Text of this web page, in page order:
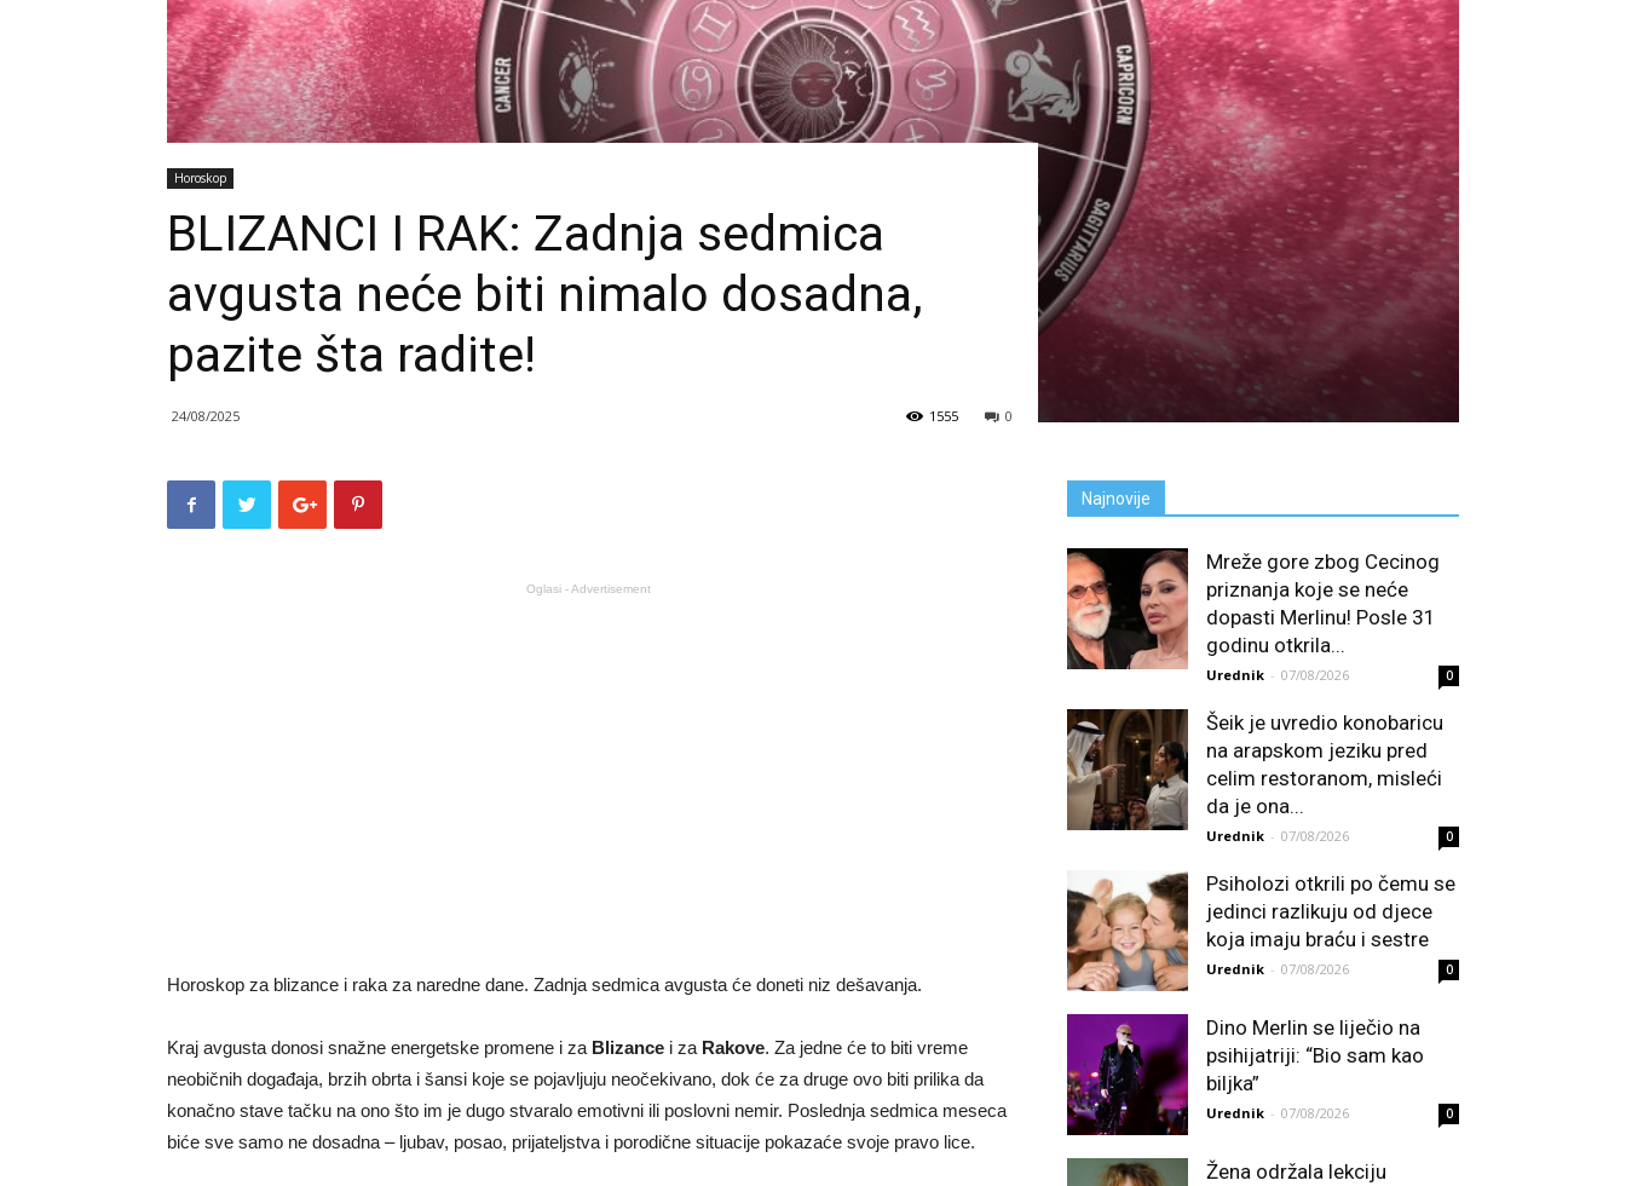
Horoskop
BLIZANCI I RAK: Zadnja sedmica
avgusta neće biti nimalo dosadna,
pazite šta radite!
24/08/2025 0
1555
Oglasi - Advertisement
Horoskop za blizance i raka za naredne dane. Zadnja sedmica avgusta će doneti niz dešavanja.
Kraj avgusta donosi snažne energetske promene i za Blizance i za Rakove. Za jedne će to biti vreme
neobičnih događaja, brzih obrta i šansi koje se pojavljuju neočekivano, dok će za druge ovo biti prilika da
konačno stave tačku na ono što im je dugo stvaralo emotivni ili poslovni nemir. Poslednja sedmica meseca
biće sve samo ne dosadna – ljubav, posao, prijateljstva i porodične situacije pokazaće svoje pravo lice.
Najnovije
Mreže gore zbog Cecinog
priznanja koje se neće
dopasti Merlinu! Posle 31
godinu otkrila...
Urednik - 07/08/2026 0
Šeik je uvredio konobaricu
na arapskom jeziku pred
celim restoranom, misleći
da je ona...
Urednik - 07/08/2026 0
Psiholozi otkrili po čemu se
jedinci razlikuju od djece
koja imaju braću i sestre
Urednik - 07/08/2026 0
Dino Merlin se liječio na
psihijatriji: “Bio sam kao
biljka”
Urednik - 07/08/2026 0
Žena održala lekciju